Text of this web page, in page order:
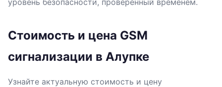
уровень безопасности, проверенный временем.
Стоимость и цена GSM
сигнализации в Алупке
Узнайте актуальную стоимость и цену